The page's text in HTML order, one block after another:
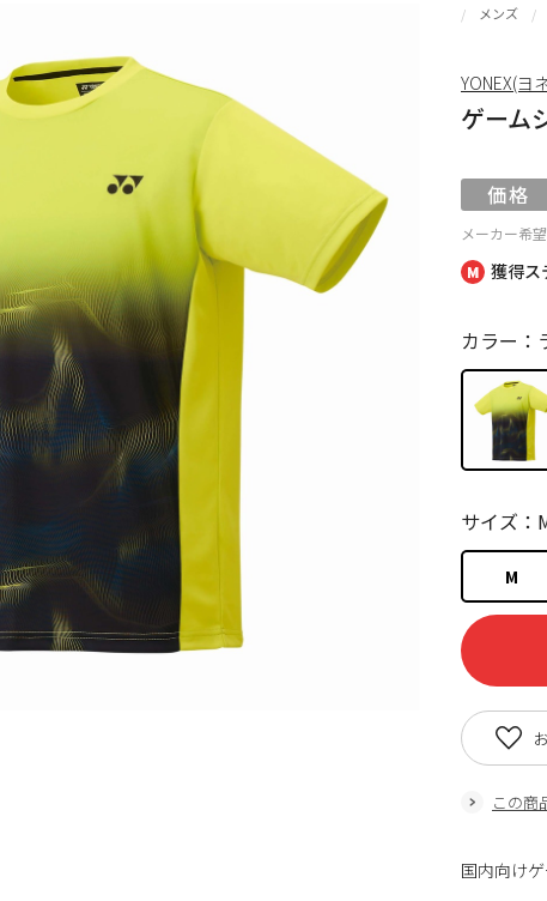
獲得ス
メンズ
ゲーム
メーカー希
カラー：
M
サイズ：
この商
YONEX(ヨ
国内向け